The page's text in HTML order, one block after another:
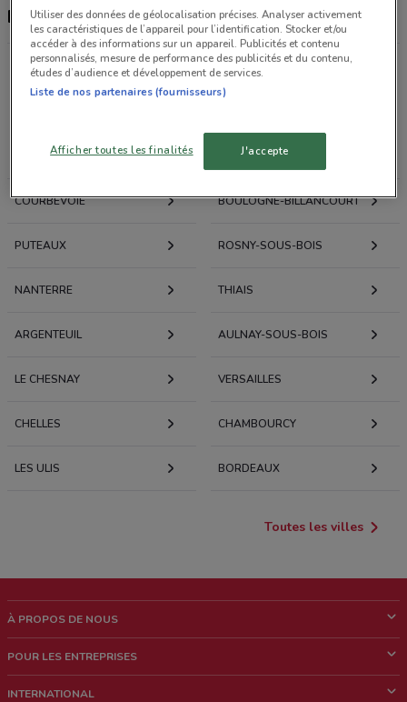
Brico Dépôt, promotions et magasins
Promotions des catalogues et prospectus par ville
VINCENNES
COURBEVOIE BOULOGNE-BILLANCOURT
PUTEAUX ROSNY-SOUS-BOIS
NANTERRE THIAIS
ARGENTEUIL AULNAY-SOUS-BOIS
LE CHESNAY VERSAILLES
CHELLES CHAMBOURCY
LES ULIS BORDEAUX
Toutes les villes
À PROPOS DE NOUS
News & Médias
POUR LES ENTREPRISES
INTERNATIONAL
Utiliser des données de géolocalisation précises. Analyser activement
les caractéristiques de l’appareil pour l’identification. Stocker et/ou
accéder à des informations sur un appareil. Publicités et contenu
personnalisés, mesure de performance des publicités et du contenu,
études d’audience et développement de services.
Liste de nos partenaires (fournisseurs)
Afficher toutes les finalités J'accepte